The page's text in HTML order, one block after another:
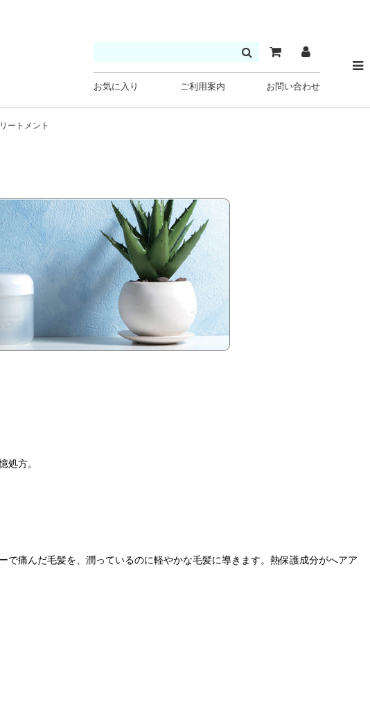
お気に入り ご利用案内 お問い合わせ
ートメント
処方。
痛んだ毛髪を、潤っているのに軽やかな毛髪に導きます。熱保護成分がへアア